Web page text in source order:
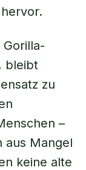
bleibt
zu
–
aus Mangel
keine alte